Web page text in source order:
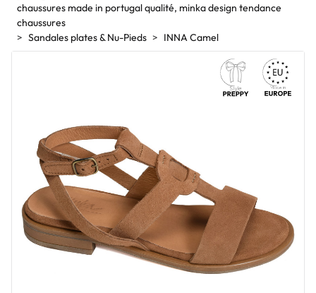
chaussures made in portugal qualité, minka design tendance
chaussures
Sandales plates & Nu-Pieds
INNA Camel